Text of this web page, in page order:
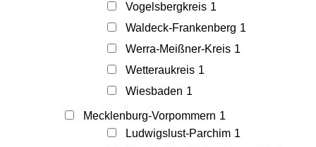
Vogelsbergkreis 1
Waldeck-Frankenberg 1
Werra-Meißner-Kreis 1
Wetteraukreis 1
Wiesbaden 1
Mecklenburg-Vorpommern 1
Ludwigslust-Parchim 1